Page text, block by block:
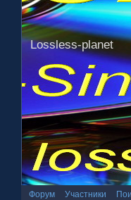
Lossless-planet
Форум Участники